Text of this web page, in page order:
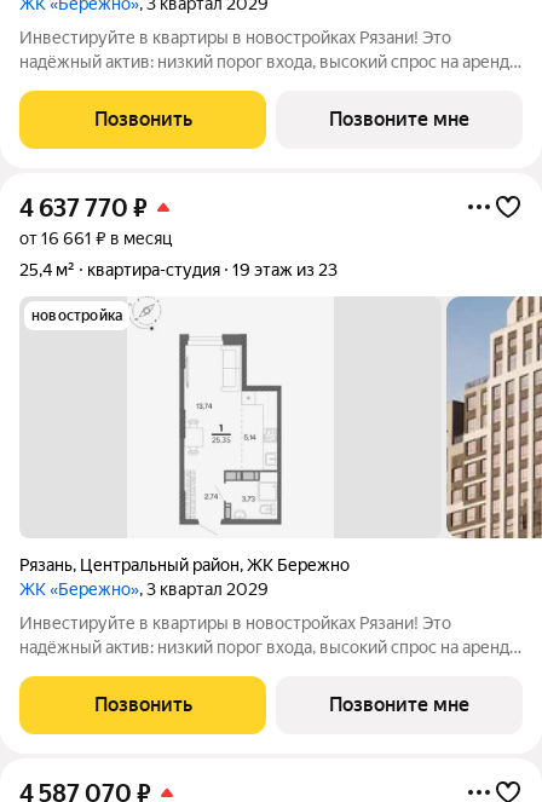
Инвестируйте в квартиры в новостройках Рязани! Это
надёжный актив: низкий порог входа, высокий спрос на аренду
Жилой квартал «Бережно» это проект класса Бизнес,
созданный с уважением к городу и
Позвонить Позвоните мне
4 637 770 ₽
от 16 661 ₽ в месяц
25,4 м²
квартира-студия 19 этаж из 23
новостройка
Рязань, Центральный район,ЖК Бережно
ЖК «Бережно», 3 квартал 2029
Инвестируйте в квартиры в новостройках Рязани! Это
надёжный актив: низкий порог входа, высокий спрос на аренду
Жилой квартал «Бережно» это проект класса Бизнес,
созданный с уважением к городу и
Позвонить Позвоните мне
4 587 070 ₽